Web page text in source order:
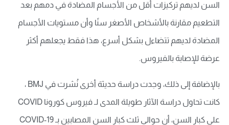
السن لديهم تركيزات أقل من الأجسام المضادة في دمهم بعد
التطعيم مقارنة بالأشخاص الأصغر سنًا وأن مستويات الأجسام
المضادة لديهم تتضاءل بشكل أسرع، هذا فقط يجعلهم أكثر
عرضة للإصابة بالفيروس.
بالإضافة إلى ذلك، وجدت دراسة حديثة أخرى نُشرت في BMJ ،
كانت تحاول دراسة الآثار طويلة المدى لـ فيروس كورونا COVID
على كبار السن، أن حوالي ثلث كبار السن المصابين بـ COVID-19